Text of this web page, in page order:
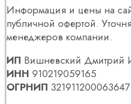
Информация и цены на
публичной офертой.
менеджеров компании.
ИП Вишневский Дмитрий
ИНН 910219059165
ОГРНИП 321911200063647